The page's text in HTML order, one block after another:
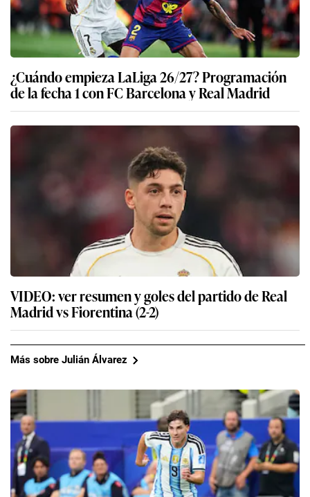
¿Cuándo empieza LaLiga 26/27? Programación
de la fecha 1 con FC Barcelona y Real Madrid
VIDEO: ver resumen y goles del partido de Real
Madrid vs Fiorentina (2-2)
Más sobre Julián Álvarez